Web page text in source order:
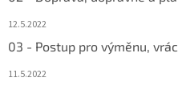
12.5.2022
03 - Postup pro výměnu,
11.5.2022